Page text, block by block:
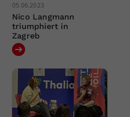
05.06.2023
Nico Langmann
triumphiert in
Zagreb